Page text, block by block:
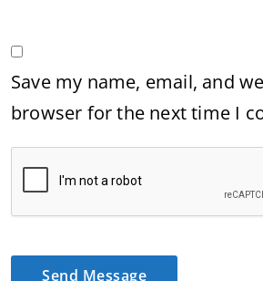
Save my name, email, and
browser for the next time I